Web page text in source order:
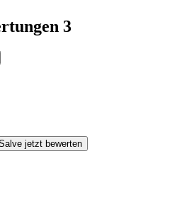
3
jetzt bewerten